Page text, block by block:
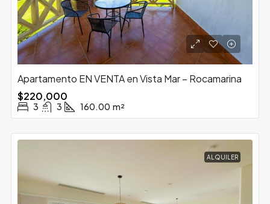
Apartamento EN VENTA en Vista Mar – Rocamarina
$220,000
3 3 160.00 m²
ALQUILER